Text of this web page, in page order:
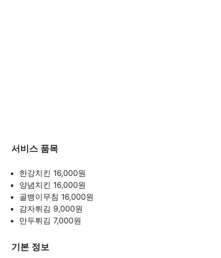
서비스 품목
한강치킨 16,000원
양념치킨 16,000원
골뱅이무침 16,000원
감자튀김 9,000원
만두튀김 7,000원
기본 정보